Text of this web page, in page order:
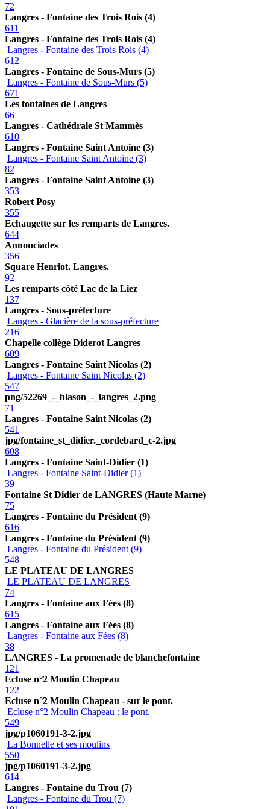
72
Langres - Fontaine des Trois Rois (4)
611
Langres - Fontaine des Trois Rois (4)
Langres - Fontaine des Trois Rois (4)
612
Langres - Fontaine de Sous-Murs (5)
Langres - Fontaine de Sous-Murs (5)
671
Les fontaines de Langres
66
Langres - Cathédrale St Mammès
610
Langres - Fontaine Saint Antoine (3)
Langres - Fontaine Saint Antoine (3)
82
Langres - Fontaine Saint Antoine (3)
353
Robert Posy
355
Echaugette sur les remparts de Langres.
644
Annonciades
356
Square Henriot. Langres.
92
Les remparts côté Lac de la Liez
137
Langres - Sous-préfecture
Langres - Glacière de la sous-préfecture
216
Chapelle collège Diderot Langres
609
Langres - Fontaine Saint Nicolas (2)
Langres - Fontaine Saint Nicolas (2)
547
png/52269_-_blason_-_langres_2.png
71
Langres - Fontaine Saint Nicolas (2)
541
jpg/fontaine_st_didier._cordebard_c-2.jpg
608
Langres - Fontaine Saint-Didier (1)
Langres - Fontaine Saint-Didier (1)
39
Fontaine St Didier de LANGRES (Haute Marne)
75
Langres - Fontaine du Président (9)
616
Langres - Fontaine du Président (9)
Langres - Fontaine du Président (9)
548
LE PLATEAU DE LANGRES
LE PLATEAU DE LANGRES
74
Langres - Fontaine aux Fées (8)
615
Langres - Fontaine aux Fées (8)
Langres - Fontaine aux Fées (8)
38
LANGRES - La promenade de blanchefontaine
121
Ecluse n°2 Moulin Chapeau
122
Ecluse n°2 Moulin Chapeau - sur le pont.
Ecluse n°2 Moulin Chapeau : le pont.
549
jpg/p1060191-3-2.jpg
La Bonnelle et ses moulins
550
jpg/p1060191-3-2.jpg
614
Langres - Fontaine du Trou (7)
Langres - Fontaine du Trou (7)